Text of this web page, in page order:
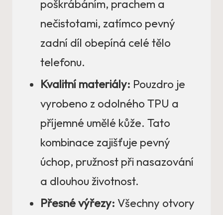
poškrábáním, prachem a
nečistotami, zatímco pevný
zadní díl obepíná celé tělo
telefonu.
Kvalitní materiály: Pouzdro je
vyrobeno z odolného TPU a
příjemné umělé kůže. Tato
kombinace zajišťuje pevný
úchop, pružnost při nasazování
a dlouhou životnost.
Přesné výřezy: Všechny otvory